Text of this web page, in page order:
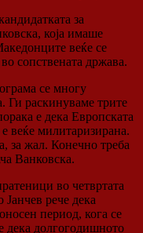
за
која имаше
веќе се
сопствената држава.
се многу
Ги раскинуваме трите
е дека Европската
веќе милитаризирана.
за жал. Конечно треба
Ванковска.
во четвртата
рече дека
период, кога се
дека долгогодишното